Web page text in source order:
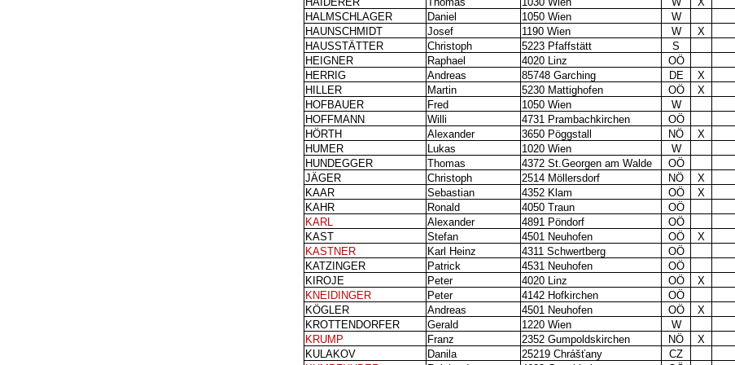
HALMSCHLAGER
Daniel 1050 Wien W
HAUNSCHMIDT
Josef 1190 Wien W X
HAUSSTÄTTER
Christoph 5223 Pfaffstätt S
HEIGNER
Raphael 4020 Linz OÖ
HERRIG
Andreas 85748 Garching DE X
HILLER
Martin 5230 Mattighofen OÖ X
HOFBAUER
Fred 1050 Wien W
HOFFMANN
Willi 4731 Prambachkirchen OÖ
HÖRTH
Alexander 3650 Pöggstall NÖ X
HUMER
Lukas 1020 Wien W
HUNDEGGER
Thomas 4372 St.Georgen am Walde OÖ
JÄGER
Christoph 2514 Möllersdorf NÖ X
KAAR
Sebastian 4352 Klam OÖ X
KAHR
Ronald 4050 Traun OÖ
KARL
Alexander 4891 Pöndorf OÖ
KAST
Stefan 4501 Neuhofen OÖ X
KASTNER
Karl Heinz 4311 Schwertberg OÖ
KATZINGER
Patrick 4531 Neuhofen OÖ
KIROJE
Peter 4020 Linz OÖ X
KNEIDINGER
Peter 4142 Hofkirchen OÖ
KÖGLER
Andreas 4501 Neuhofen OÖ X
KROTTENDORFER
Gerald 1220 Wien W
KRUMP
Franz 2352 Gumpoldskirchen NÖ X
KULAKOV
Danila 25219 Chrášťany CZ